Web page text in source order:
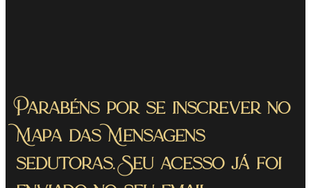
Parabéns por se inscrever no
Mapa das Mensagens
sedutoras. Seu acesso já foi